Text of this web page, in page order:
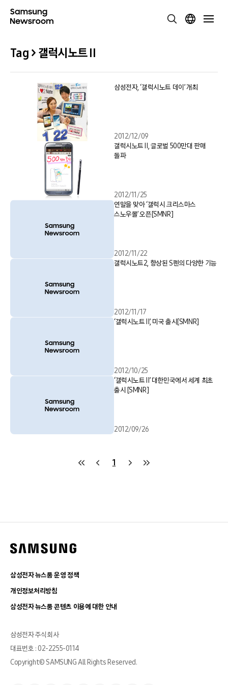
Tag > 갤럭시노트 Ⅱ
삼성전자, ‘갤럭시노트 데이’ 개최
2012/12/09
갤럭시노트 Ⅱ, 글로벌 500만대 판매
돌파
2012/11/25
연말을 맞아 ‘갤럭시 크리스마스
스노우볼’ 오픈[SMNR]
2012/11/22
갤럭시노트2, 향상된 S펜의 다양한 기능
2012/11/17
‘갤럭시노트 Ⅱ’, 미국 출시[SMNR]
2012/10/25
‘갤럭시노트 Ⅱ’ 대한민국에서 세계 최초
출시 [SMNR]
2012/09/26
1
삼성전자 뉴스룸 운영 정책
개인정보처리방침
삼성전자 뉴스룸 콘텐츠 이용에 대한 안내
삼성전자 주식회사
대표번호 : 02-2255-0114
Copyright© SAMSUNG All Rights Reserved.